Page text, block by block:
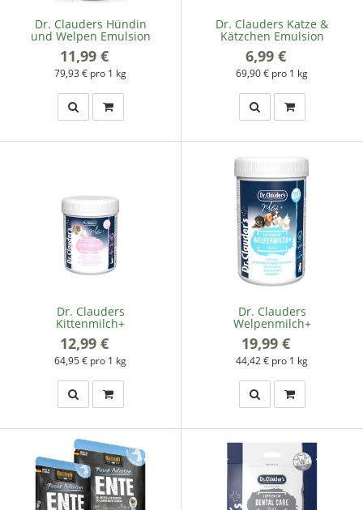
Dr. Clauders Hündin
und Welpen Emulsion
11,99 €
79,93 € pro 1 kg
Dr. Clauders Katze &
Kätzchen Emulsion
6,99 €
69,90 € pro 1 kg
Dr. Clauders
Kittenmilch+
12,99 €
64,95 € pro 1 kg
Dr. Clauders
Welpenmilch+
19,99 €
44,42 € pro 1 kg